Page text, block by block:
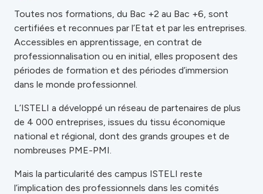
Toutes nos formations, du Bac +2 au Bac +6, sont
certifiées et reconnues par l’Etat et par les entreprises.
Accessibles en apprentissage, en contrat de
professionnalisation ou en initial, elles proposent des
périodes de formation et des périodes d’immersion
dans le monde professionnel.
L’ISTELI a développé un réseau de partenaires de plus
de 4 000 entreprises, issues du tissu économique
national et régional, dont des grands groupes et de
nombreuses PME-PMI.
Mais la particularité des campus ISTELI reste
l’implication des professionnels dans les comités